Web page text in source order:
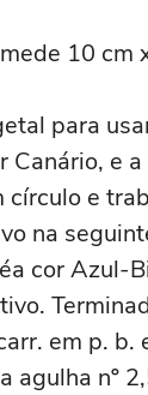
10
para
e
círculo e
na
cor Azul-
em p. b.
agulha nº